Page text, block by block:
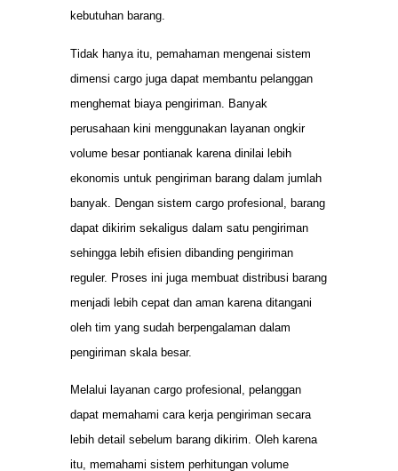
kebutuhan barang.
Tidak hanya itu, pemahaman mengenai sistem
dimensi cargo juga dapat membantu pelanggan
menghemat biaya pengiriman. Banyak
perusahaan kini menggunakan layanan ongkir
volume besar pontianak karena dinilai lebih
ekonomis untuk pengiriman barang dalam jumlah
banyak. Dengan sistem cargo profesional, barang
dapat dikirim sekaligus dalam satu pengiriman
sehingga lebih efisien dibanding pengiriman
reguler. Proses ini juga membuat distribusi barang
menjadi lebih cepat dan aman karena ditangani
oleh tim yang sudah berpengalaman dalam
pengiriman skala besar.
Melalui layanan cargo profesional, pelanggan
dapat memahami cara kerja pengiriman secara
lebih detail sebelum barang dikirim. Oleh karena
itu, memahami sistem perhitungan volume